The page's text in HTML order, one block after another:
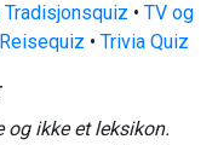
Tradisjonsquiz • TV og
• Trivia Quiz
og ikke et leksikon.